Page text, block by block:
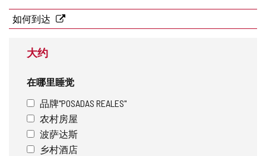
地
址
如何到达
大约
在哪里睡觉
品牌"POSADAS REALES"
农村房屋
波萨达斯
乡村酒店